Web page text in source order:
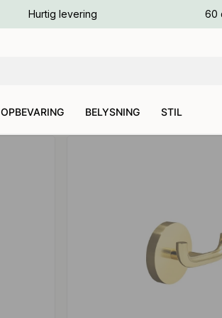
Hurtig levering 60
OPBEVARING BELYSNING STIL